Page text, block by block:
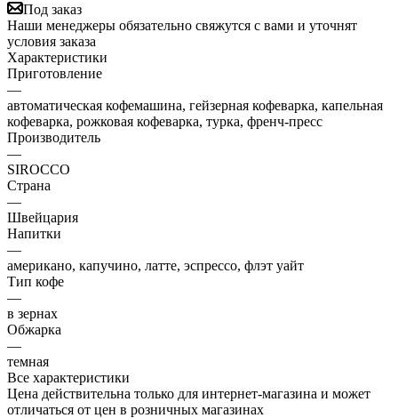
Под заказ
Наши менеджеры обязательно свяжутся с вами и уточнят
условия заказа
Характеристики
Приготовление
—
автоматическая кофемашина, гейзерная кофеварка, капельная
кофеварка, рожковая кофеварка, турка, френч-пресс
Производитель
—
SIROCCO
Страна
—
Швейцария
Напитки
—
американо, капучино, латте, эспрессо, флэт уайт
Тип кофе
—
в зернах
Обжарка
—
темная
Все характеристики
Цена действительна только для интернет-магазина и может
отличаться от цен в розничных магазинах